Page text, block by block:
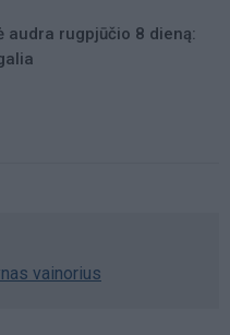
audra rugpjūčio 8 dieną:
vainorius